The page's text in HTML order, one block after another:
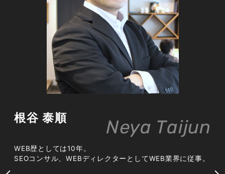
広告費に依存しない安定集客を実現す
る重要性
リスティング広告や一括見積もりサイトは即効性
がある一方、出稿をやめれば問い合わせも止ま
て自社サイトが上位表示されれば、広告費をかけ
根谷 泰順 Neya Taijun
WEB歴としては10年。
SEOコンサル、WEBディレクターとしてWEB業界に従事。